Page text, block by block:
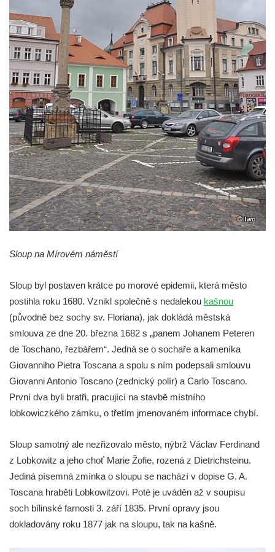
Sloup Nejsvětější Trojice na Tyršově
náměstí v Cítolibech
Torzo sloupu svatého Josefa na návsi ve
Strupčicích (dnes kříž)
Sloup se sochou Piety v Kostelní ulici ve
Strupčicích
Sloup Panny Marie u kaple v Brníkově
Socha svatého Prokopa na návsi v
Ředhošti
Sloup se sochou Piety na Mírovém náměstí
v Postoloprtech
Sloup svatého Václava u hřbitova v
Postoloprtech
Podještědí – Markvarticích u Palmeho
dvora
Sloup Panny Marie v zámecké zahradě v
Teplicích
Sloup Nejsvětější Trojice se svatým
Františkem Xaverským v zámeckém parku v
Duchcově
Sloup svatého Vavřince u náměstí Jiřího z
Poděbrad v Duchcově
Sloup Nejsvětější Trojice na Krakonošově
náměstí v Trutnově
Sloup Panny Marie na Dolním náměstí v
Olomouci
Sloup Panny Marie na Masarykově náměstí
ve Vyškově
Sloup na Mírovém náměstí
Sloup byl postaven krátce po morové epidemii, která město
postihla roku 1680. Vznikl společně s nedalekou kašnou
(původně bez sochy sv. Floriana), jak dokládá městská
smlouva ze dne 20. března 1682 s „panem Johanem Peteren
de Toschano, řezbářem“. Jedná se o sochaře a kameníka
Giovanniho Pietra Toscana a spolu s ním podepsali smlouvu
Giovanni Antonio Toscano (zednický polír) a Carlo Toscano.
První dva byli bratři, pracující na stavbě místního
lobkowiczkého zámku, o třetím jmenovaném informace chybí.
Sloup samotný ale nezřizovalo město, nýbrž Václav Ferdinand
z Lobkowitz a jeho choť Marie Žofie, rozená z Dietrichsteinu.
Jediná písemná zmínka o sloupu se nachází v dopise G. A.
Toscana hraběti Lobkowitzovi. Poté je uváděn až v soupisu
soch bílinské farnosti 3. září 1835. První opravy jsou
dokladovány roku 1877 jak na sloupu, tak na kašně.